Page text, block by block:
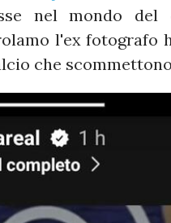
nel mondo del
l'ex fotografo
che